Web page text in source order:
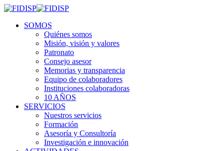
SOMOS
Quiénes somos
Misión, visión y valores
Patronato
Consejo asesor
Memorias y transparencia
Equipo de colaboradores
Instituciones colaboradoras
10 AÑOS
SERVICIOS
Nuestros servicios
Formación
Asesoría y Consultoría
Investigación e innovación